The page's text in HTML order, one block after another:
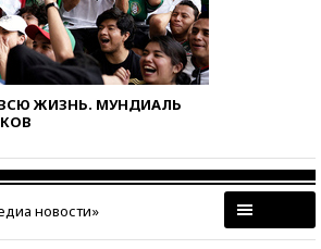
ЖИЗНЬ. МУНДИАЛЬ
новости»